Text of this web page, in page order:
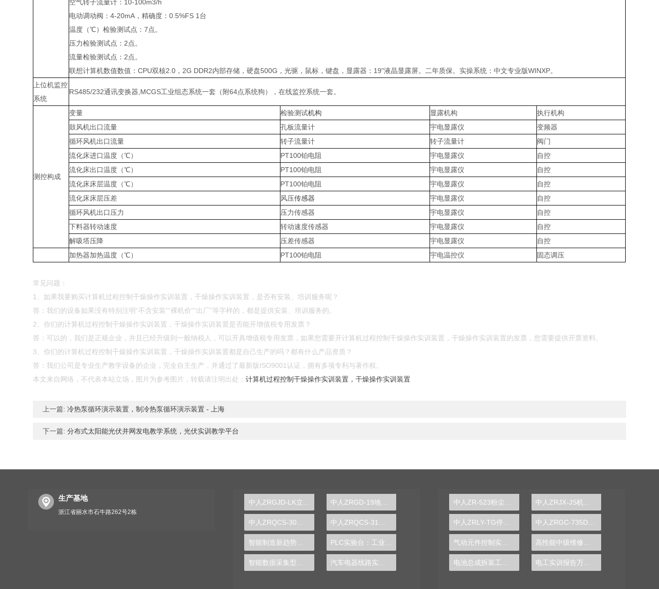
空气转子流量计：10-100m3/h
电动调动阀：4-20mA，精确度：0.5%FS 1台
温度（℃）检验测试点：7点。
压力检验测试点：2点。
流量检验测试点：2点。
联想计算机数值数值：CPU双核2.0，2G DDR2内部存储，硬盘500G，光驱，鼠标，键盘，显露器：19"液晶显露屏。二年质保。实操系统：中文专业版WINXP。
上位机监控
系统
RS485/232通讯变换器,MCGS工业组态系统一套（附64点系统狗），在线监控系统一套。
测控构成
变量 检验测试机构 显露机构
执行机构
鼓风机出口流量
孔板流量计 宇电显露仪
变频器
循环风机出口流量
转子流量计 转子流量计
阀门
流化床进口温度（℃）
PT100铂电阻 宇电显露仪
自控
流化床出口温度（℃）
PT100铂电阻 宇电显露仪
自控
流化床床层温度（℃）
PT100铂电阻 宇电显露仪
自控
流化床床层压差
风压传感器 宇电显露仪
自控
循环风机出口压力
压力传感器 宇电显露仪
自控
下料器转动速度
转动速度传感器 宇电显露仪
自控
解吸塔压降
压差传感器 宇电显露仪
自控
加热器加热温度（℃）
PT100铂电阻 宇电温控仪 固态调压
常见问题：
1、如果我要购买计算机过程控制干燥操作实训装置，干燥操作实训装置，是否有安装、培训服务呢？
答：我们的设备如果没有特别注明“不含安装”“裸机价”“出厂”等字样的，都是提供安装、培训服务的。
2、你们的计算机过程控制干燥操作实训装置，干燥操作实训装置是否能开增值税专用发票？
答：可以的，我们是正规企业，并且已经升级到一般纳税人，可以开具增值税专用发票，如果您需要开计算机过程控制干燥操作实训装置，干燥操作实训装置的发票，您需要提供开票资料。
3、你们的计算机过程控制干燥操作实训装置，干燥操作实训装置都是自己生产的吗？都有什么产品资质？
答：我们公司是专业生产教学设备的企业，完全自主生产，并通过了最新版ISO9001认证，拥有多项专利与著作权。
本文来自网络，不代表本站立场，图片为参考图片，转载请注明出处：计算机过程控制干燥操作实训装置，干燥操作实训装置
上一篇: 冷热泵循环演示装置，制冷热泵循环演示装置 - 上海
下一篇: 分布式太阳能光伏并网发电教学系统，光伏实训教学平台
生产基地
浙江省丽水市石牛路262号2栋